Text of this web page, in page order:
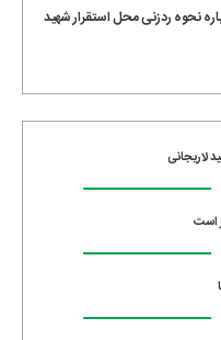
نحوه ردزنی محل استقرار شهید
لاریجانی
است